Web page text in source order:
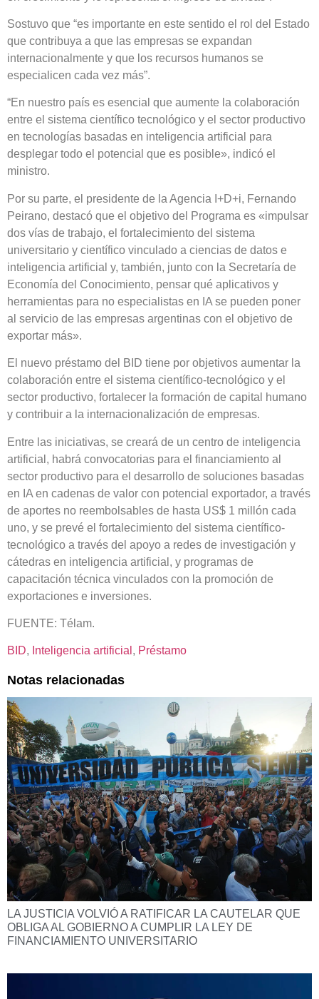
Sostuvo que “es importante en este sentido el rol del Estado
que contribuya a que las empresas se expandan
internacionalmente y que los recursos humanos se
especialicen cada vez más”.
“En nuestro país es esencial que aumente la colaboración
entre el sistema científico tecnológico y el sector productivo
en tecnologías basadas en inteligencia artificial para
desplegar todo el potencial que es posible», indicó el
ministro.
Por su parte, el presidente de la Agencia I+D+i, Fernando
Peirano, destacó que el objetivo del Programa es «impulsar
dos vías de trabajo, el fortalecimiento del sistema
universitario y científico vinculado a ciencias de datos e
inteligencia artificial y, también, junto con la Secretaría de
Economía del Conocimiento, pensar qué aplicativos y
herramientas para no especialistas en IA se pueden poner
al servicio de las empresas argentinas con el objetivo de
exportar más».
El nuevo préstamo del BID tiene por objetivos aumentar la
colaboración entre el sistema científico-tecnológico y el
sector productivo, fortalecer la formación de capital humano
y contribuir a la internacionalización de empresas.
Entre las iniciativas, se creará de un centro de inteligencia
artificial, habrá convocatorias para el financiamiento al
sector productivo para el desarrollo de soluciones basadas
en IA en cadenas de valor con potencial exportador, a través
de aportes no reembolsables de hasta US$ 1 millón cada
uno, y se prevé el fortalecimiento del sistema científico-
tecnológico a través del apoyo a redes de investigación y
cátedras en inteligencia artificial, y programas de
capacitación técnica vinculados con la promoción de
exportaciones e inversiones.
FUENTE: Télam.
BID, Inteligencia artificial , Préstamo
Notas relacionadas
LA JUSTICIA VOLVIÓ A RATIFICAR LA CAUTELAR QUE
OBLIGA AL GOBIERNO A CUMPLIR LA LEY DE
FINANCIAMIENTO UNIVERSITARIO